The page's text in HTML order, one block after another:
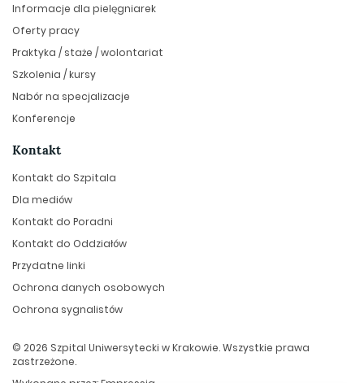
Informacje dla pielęgniarek
Oferty pracy
Praktyka / staże / wolontariat
Szkolenia / kursy
Nabór na specjalizacje
Konferencje
Kontakt
Kontakt do Szpitala
Dla mediów
Kontakt do Poradni
Kontakt do Oddziałów
Przydatne linki
Ochrona danych osobowych
Ochrona sygnalistów
© 2026 Szpital Uniwersytecki w Krakowie. Wszystkie prawa
zastrzeżone.